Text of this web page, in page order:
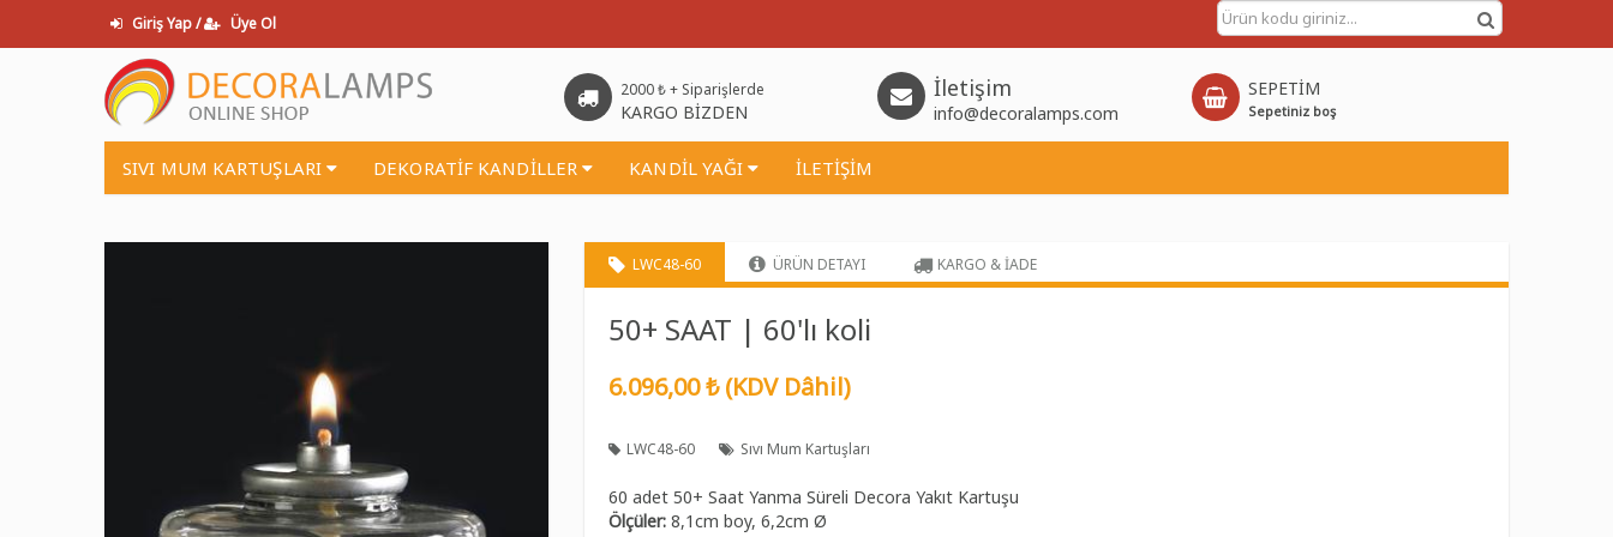
Giriş Yap / Üye Ol
2000 ₺ + Siparişlerde
KARGO BİZDEN
İletişim
info@decoralamps.com
SEPETİM
Sepetiniz boş
SIVI MUM KARTUŞLARI DEKORATİF KANDİLLER KANDİL YAĞI İLETİŞİM
LWC48-60 ÜRÜN DETAYI KARGO & İADE
50+ SAAT | 60'lı koli
6.096,00 ₺ (KDV Dâhil)
LWC48-60 Sıvı Mum Kartuşları
60 adet 50+ Saat Yanma Süreli Decora Yakıt Kartuşu
Ölçüler: 8,1cm boy, 6,2cm Ø